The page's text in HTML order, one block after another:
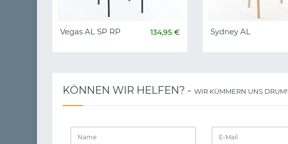
Vegas AL SP RP 134,95 € Sydney AL
KÖNNEN WIR HELFEN? - WIR KÜMMERN UNS DRUM!